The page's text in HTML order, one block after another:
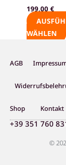
199,00€
WÄHLEN
AGB
Shop Kontakt
©
+39 351 760